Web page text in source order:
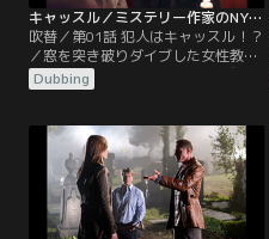
キャッスル／ミステリー作家のNY事件簿 シーズン3 第01話／吹替
吹替／第01話 犯人はキャッスル！？
／窓を突き破りダイブした女性教師-
-新作執筆のためにハンプトンズへ向
かったキャッスルからは一向に連絡
いた。そんなある日、アパートの窓
から突き落とされたと見られる女性
教師クロエ・ホイットマンの遺体が
発見される。遺体の手に残された住
所に急行するベケットたち。しかし
そこには…！
Dubbing